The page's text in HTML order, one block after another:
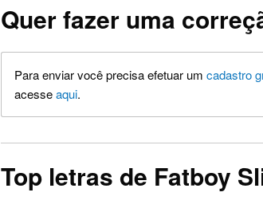
Quer fazer uma
Para enviar você precisa efetuar um cadastro
acesseaqui.
Top letras de Fatboy